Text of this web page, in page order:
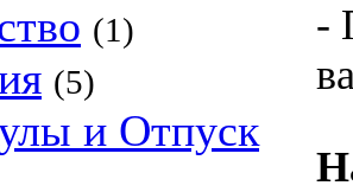
(1)
(5)
и Отпуск
-